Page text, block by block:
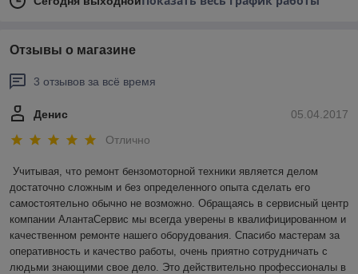
Отзывы о магазине
3 отзывов за всё время
05.04.2017
Денис
Отлично
Учитывая, что ремонт бензомоторной техники является делом
достаточно сложным и без определенного опыта сделать его
самостоятельно обычно не возможно. Обращаясь в сервисный центр
компании АлантаСервис мы всегда уверены в квалифицированном и
качественном ремонте нашего оборудования. Спасибо мастерам за
оперативность и качество работы, очень приятно сотрудничать с
людьми знающими свое дело. Это действительно профессионалы в